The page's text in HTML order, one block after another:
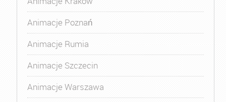
Animacje Poznań
Animacje Rumia
Animacje Szczecin
Animacje Warszawa